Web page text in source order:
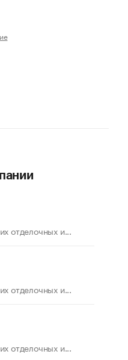
отделочных и...
отделочных и...
отделочных и...